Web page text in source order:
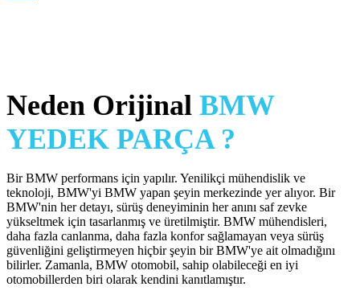
Neden Orijinal BMW
YEDEK PARÇA ?
Bir BMW performans için yapılır. Yenilikçi mühendislik ve
teknoloji, BMW'yi BMW yapan şeyin merkezinde yer alıyor. Bir
BMW'nin her detayı, sürüş deneyiminin her anını saf zevke
yükseltmek için tasarlanmış ve üretilmiştir. BMW mühendisleri,
daha fazla canlanma, daha fazla konfor sağlamayan veya sürüş
güvenliğini geliştirmeyen hiçbir şeyin bir BMW'ye ait olmadığını
bilirler. Zamanla, BMW otomobil, sahip olabileceği en iyi
otomobillerden biri olarak kendini kanıtlamıştır.